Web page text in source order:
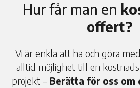
Hur får man en
offert?
Vi är enkla att ha och göra
alltid möjlighet till en
projekt – Berätta för oss om